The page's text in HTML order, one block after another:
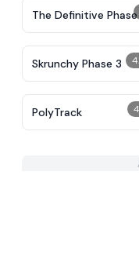
The Definitive
Demolition
Skrunchy Phase 3
PolyTrack